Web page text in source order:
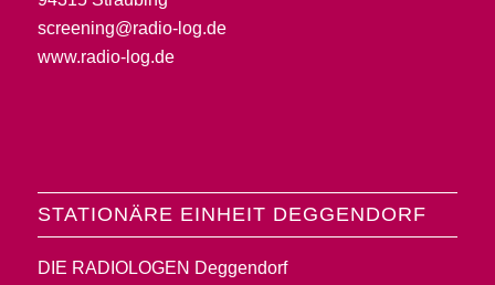
screening@radio-log.de
www.radio-log.de
STATIONÄRE EINHEIT DEGGENDORF
DIE RADIOLOGEN Deggendorf